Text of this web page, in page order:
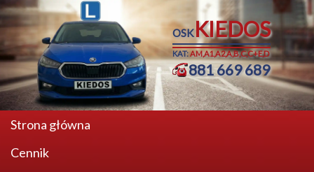
OSKKIEDOS
KAT:AM,A1,A2,A,B,C,C+E,D
881 669 689
Strona główna
Cennik